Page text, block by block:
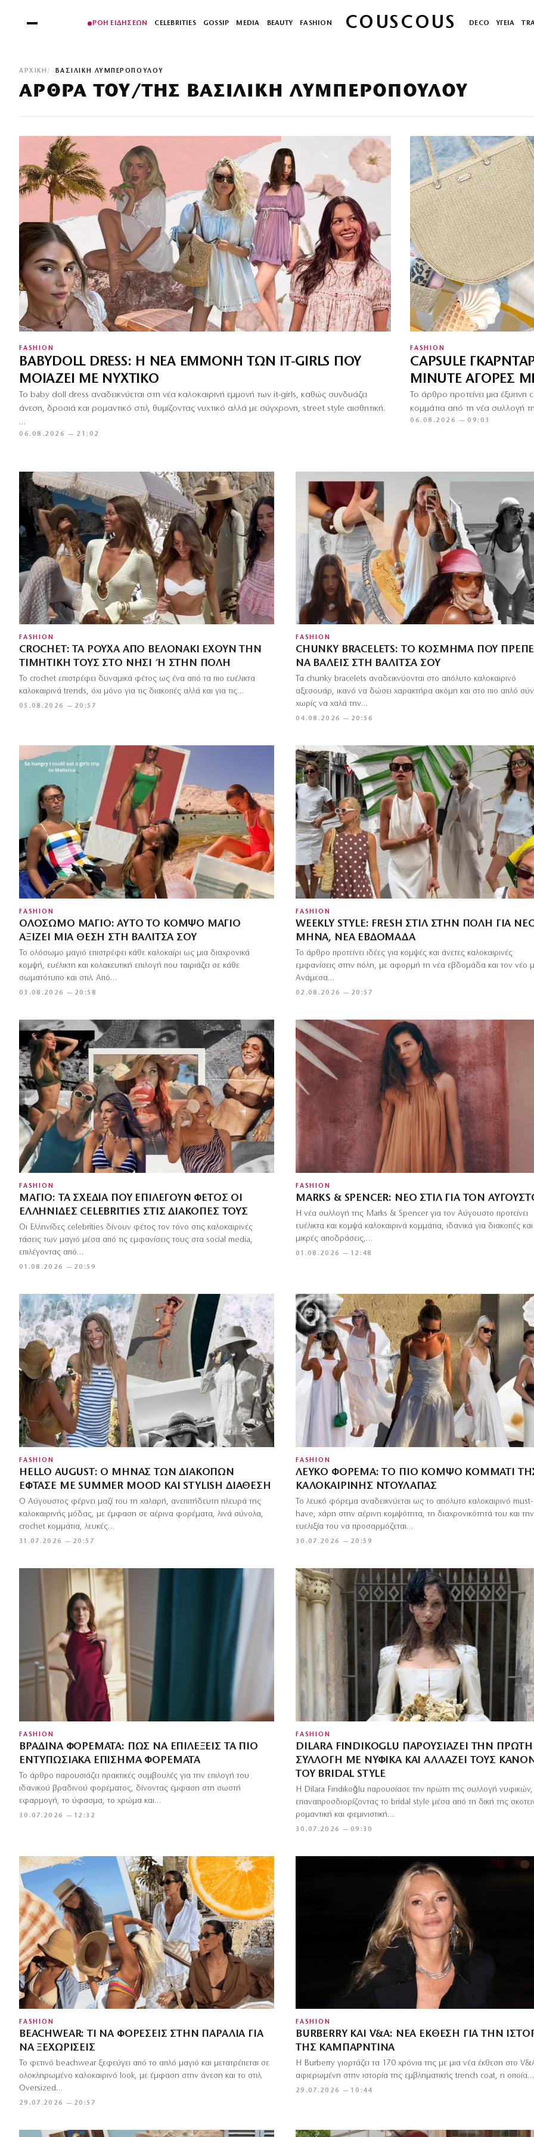
ΡΟΗ ΕΙΔΗΣΕΩΝ CELEBRITIES GOSSIP MEDIA BEAUTY FASHION COUSCOUS DECO ΥΓΕΙΑ
ΑΡΧΙΚΉ ΒΑΣΙΛΙΚΉ ΛΥΜΠΕΡΟΠΟΎΛΟΥ
ΆΡΘΡΑ ΤΟΥ/ΤΗΣ ΒΑΣΙΛΙΚΉ ΛΥΜΠΕΡΟΠΟΎΛΟΥ
FASHION
BABYDOLL DRESS: Η ΝΈΑ ΕΜΜΟΝΉ ΤΩΝ IT-GIRLS ΠΟΥ
ΜΟΙΆΖΕΙ ΜΕ ΝΥΧΤΙΚΌ
Το baby doll dress αναδεικνύεται στη νέα καλοκαιρινή εμμονή των it-girls, καθώς συνδυάζει
άνεση, δροσιά και ρομαντικό στιλ, θυμίζοντας νυχτικό αλλά με σύγχρονη, street style αισθητική.
…
06.08.2026 — 21:02
FASHION
CAPSULE
MINUTE ΑΓΟΡΈΣ
Το άρθρο προτείνει μια
κομμάτια από τη νέα συλλογή
06.08.2026 — 09:03
FASHION
CROCHET: ΤΑ ΡΟΎΧΑ ΑΠΌ ΒΕΛΟΝΆΚΙ ΈΧΟΥΝ ΤΗΝ
ΤΙΜΗΤΙΚΉ ΤΟΥΣ ΣΤΟ ΝΗΣΊ Ή ΣΤΗΝ ΠΌΛΗ
05.08.2026 — 20:57
Το crochet επιστρέφει δυναμικά φέτος ως ένα από τα πιο ευέλικτα
καλοκαιρινά trends, όχι μόνο για τις διακοπές αλλά και για τις…
FASHION
CHUNKY BRACELETS: ΤΟ ΚΌΣΜΗΜΑ ΠΟΥ
ΝΑ ΒΆΛΕΙΣ ΣΤΗ ΒΑΛΊΤΣΑ ΣΟΥ
04.08.2026 — 20:56
Τα chunky bracelets αναδεικνύονται στο απόλυτο καλοκαιρινό
αξεσουάρ, ικανό να δώσει χαρακτήρα ακόμη και στο πιο απλό
χωρίς να χαλά την…
FASHION
ΟΛΌΣΩΜΟ ΜΑΓΙΌ: ΑΥΤΌ ΤΟ ΚΟΜΨΌ ΜΑΓΙΌ
ΑΞΊΖΕΙ ΜΙΑ ΘΈΣΗ ΣΤΗ ΒΑΛΊΤΣΑ ΣΟΥ
03.08.2026 — 20:58
Το ολόσωμο μαγιό επιστρέφει κάθε καλοκαίρι ως μια διαχρονικά
κομψή, ευέλικτη και κολακευτική επιλογή που ταιριάζει σε κάθε
σωματότυπο και στιλ. Από…
FASHION
WEEKLY STYLE: FRESH ΣΤΙΛ ΣΤΗΝ ΠΌΛΗ ΓΙΑ
ΜΉΝΑ, ΝΈΑ ΕΒΔΟΜΆΔΑ
02.08.2026 — 20:57
Το άρθρο προτείνει ιδέες για κομψές και άνετες καλοκαιρινές
εμφανίσεις στην πόλη, με αφορμή τη νέα εβδομάδα και τον νέο
Ανάμεσα…
FASHION
ΜΑΓΙΌ: ΤΑ ΣΧΈΔΙΑ ΠΟΥ ΕΠΙΛΈΓΟΥΝ ΦΈΤΟΣ ΟΙ
ΕΛΛΗΝΊΔΕΣ CELEBRITIES ΣΤΙΣ ΔΙΑΚΟΠΈΣ ΤΟΥΣ
01.08.2026 — 20:59
Οι Ελληνίδες celebrities δίνουν φέτος τον τόνο στις καλοκαιρινές
τάσεις των μαγιό μέσα από τις εμφανίσεις τους στα social media,
επιλέγοντας από…
FASHION
MARKS & SPENCER: ΝΈΟ ΣΤΙΛ ΓΙΑ ΤΟΝ
01.08.2026 — 12:48
Η νέα συλλογή της Marks & Spencer για τον Αύγουστο προτείνει
ευέλικτα και κομψά καλοκαιρινά κομμάτια, ιδανικά για διακοπές και
μικρές αποδράσεις,…
FASHION
HELLO AUGUST: Ο ΜΉΝΑΣ ΤΩΝ ΔΙΑΚΟΠΏΝ
ΈΦΤΑΣΕ ΜΕ SUMMER MOOD ΚΑΙ STYLISH ΔΙΆΘΕΣΗ
31.07.2026 — 20:57
Ο Αύγουστος φέρνει μαζί του τη χαλαρή, ανεπιτήδευτη πλευρά της
καλοκαιρινής μόδας, με έμφαση σε αέρινα φορέματα, λινά σύνολα,
crochet κομμάτια, λευκές…
FASHION
ΛΕΥΚΌ ΦΌΡΕΜΑ: ΤΟ ΠΙΟ ΚΟΜΨΌ ΚΟΜΜΆΤΙ
ΚΑΛΟΚΑΙΡΙΝΉΣ ΝΤΟΥΛΆΠΑΣ
30.07.2026 — 20:59
Το λευκό φόρεμα αναδεικνύεται ως το απόλυτο καλοκαιρινό must-
have, χάρη στην αέρινη κομψότητα, τη διαχρονικότητά του και την
ευελιξία του να προσαρμόζεται…
FASHION
ΒΡΑΔΙΝΆ ΦΟΡΈΜΑΤΑ: ΠΏΣ ΝΑ ΕΠΙΛΈΞΕΙΣ ΤΑ ΠΙΟ
ΕΝΤΥΠΩΣΙΑΚΆ ΕΠΊΣΗΜΑ ΦΟΡΈΜΑΤΑ
30.07.2026 — 12:32
Το άρθρο παρουσιάζει πρακτικές συμβουλές για την επιλογή του
ιδανικού βραδινού φορέματος, δίνοντας έμφαση στη σωστή
εφαρμογή, το ύφασμα, το χρώμα και…
FASHION
DILARA FINDIKOGLU ΠΑΡΟΥΣΙΆΖΕΙ ΤΗΝ ΠΡΏΤΗ
ΣΥΛΛΟΓΉ ΜΕ ΝΥΦΙΚΆ ΚΑΙ ΑΛΛΆΖΕΙ ΤΟΥΣ
ΤΟΥ BRIDAL STYLE
30.07.2026 — 09:30
Η Dilara Fındıkoğlu παρουσίασε την πρώτη της συλλογή νυφικών,
επαναπροσδιορίζοντας το bridal style μέσα από τη δική της
ρομαντική και φεμινιστική…
FASHION
BEACHWEAR: ΤΙ ΝΑ ΦΟΡΈΣΕΙΣ ΣΤΗΝ ΠΑΡΑΛΊΑ ΓΙΑ
ΝΑ ΞΕΧΩΡΊΣΕΙΣ
29.07.2026 — 20:57
Το φετινό beachwear ξεφεύγει από το απλό μαγιό και μετατρέπεται σε
ολοκληρωμένο καλοκαιρινό look, με έμφαση στην άνεση και το στιλ.
Oversized…
FASHION
BURBERRY ΚΑΙ V&A: ΝΈΑ ΈΚΘΕΣΗ ΓΙΑ ΤΗΝ
ΤΗΣ ΚΑΜΠΑΡΝΤΊΝΑ
29.07.2026 — 10:44
Η Burberry γιορτάζει τα 170 χρόνια της με μια νέα έκθεση στο
αφιερωμένη στην ιστορία της εμβληματικής trench coat, η οποία…